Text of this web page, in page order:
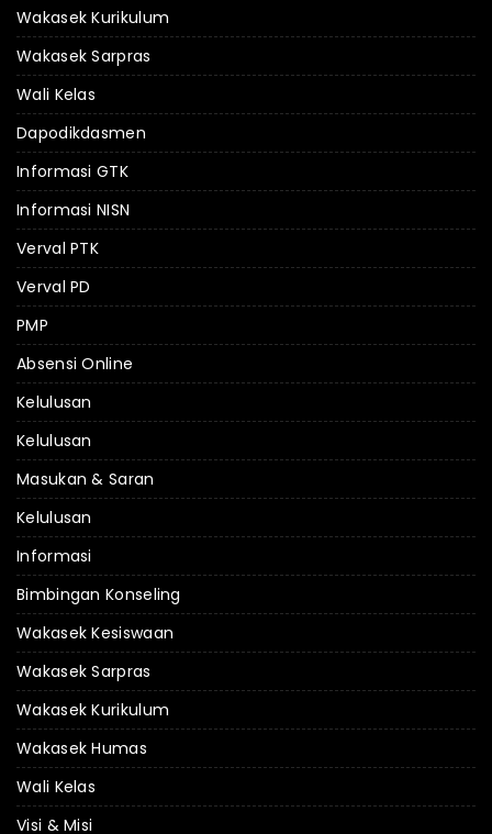
Wakasek Kurikulum
Wakasek Sarpras
Wali Kelas
Dapodikdasmen
Informasi GTK
Informasi NISN
Verval PTK
Verval PD
PMP
Absensi Online
Kelulusan
Kelulusan
Masukan & Saran
Kelulusan
Informasi
Bimbingan Konseling
Wakasek Kesiswaan
Wakasek Sarpras
Wakasek Kurikulum
Wakasek Humas
Wali Kelas
Visi & Misi